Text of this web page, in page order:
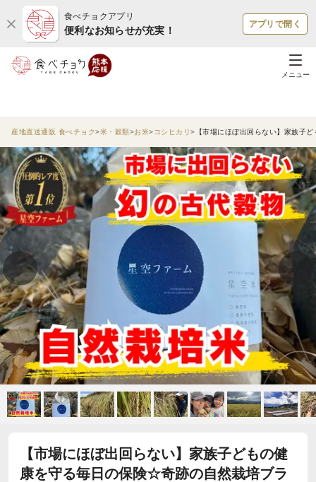
食べチョクアプリ
便利なお知らせが充実！
アプリで開く
メニュー
産地直送通販 食べチョク 米・穀類 お米 コシヒカリ 【市場にほぼ出回らない】家族子
【市場にほぼ出回らない】家族子どもの健
康を守る毎日の保険☆奇跡の自然栽培ブラ